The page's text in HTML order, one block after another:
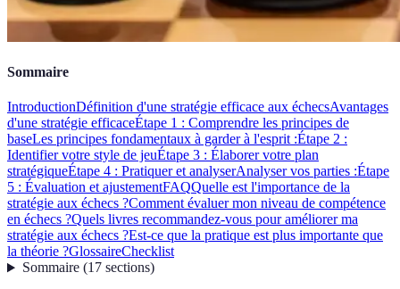
Sommaire
IntroductionDéfinition d'une stratégie efficace aux échecsAvantages
d'une stratégie efficaceÉtape 1 : Comprendre les principes de
baseLes principes fondamentaux à garder à l'esprit :Étape 2 :
Identifier votre style de jeuÉtape 3 : Élaborer votre plan
stratégiqueÉtape 4 : Pratiquer et analyserAnalyser vos parties :Étape
5 : Évaluation et ajustementFAQQuelle est l'importance de la
stratégie aux échecs ?Comment évaluer mon niveau de compétence
en échecs ?Quels livres recommandez-vous pour améliorer ma
stratégie aux échecs ?Est-ce que la pratique est plus importante que
la théorie ?GlossaireChecklist
Sommaire(17 sections)